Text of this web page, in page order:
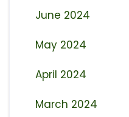
June 2024
May 2024
April 2024
March 2024